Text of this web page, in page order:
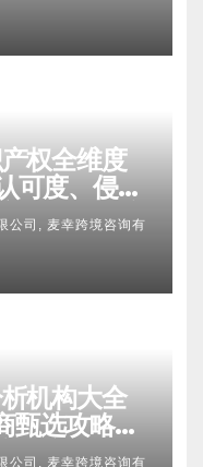
权全维度
可度、侵权
法及服务商
公司, 麦幸跨境咨询有
机构大全
甄选攻略、
力详解
公司, 麦幸跨境咨询有